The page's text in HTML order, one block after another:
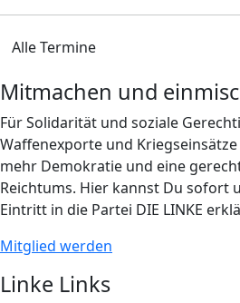
Alle Termine
Mitmachen und
Für Solidarität und soziale
Waffenexporte und
mehr Demokratie und eine
Reichtums. Hier kannst Du sofort
Eintritt in die Partei DIE LINKE
Mitglied werden
Linke Links